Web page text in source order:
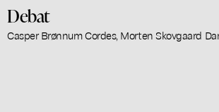
Debat
Casper Brønnum Cordes, Morten Skovgaard